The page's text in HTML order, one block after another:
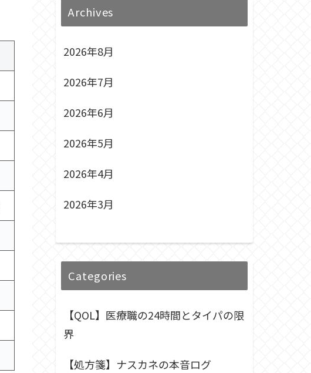
Archives
2026年8月
2026年7月
2026年6月
2026年5月
2026年4月
2026年3月
Categories
【QOL】医療職の24時間とタイパの限
界
【処方箋】ナスカネの本音ログ